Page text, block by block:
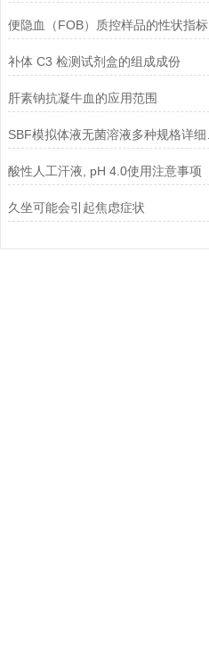
便隐血（FOB）质控样品的性状指标
补体 C3 检测试剂盒的组成成份
肝素钠抗凝牛血的应用范围
酸性人工汗液, pH 4.0使用注意事项
久坐可能会引起焦虑症状